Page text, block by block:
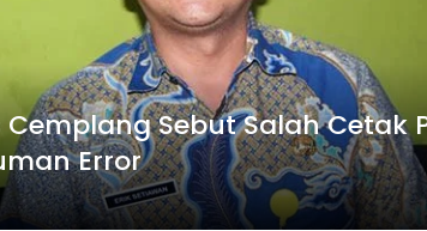
Cemplang Sebut Salah Cetak
Error